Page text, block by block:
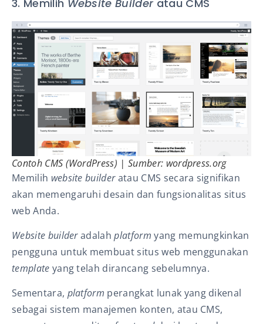
3. Memilih Website Builder atau CMS
Contoh CMS (WordPress) | Sumber: wordpress.org
Memilih website builderatau CMS secara signifikan
akan memengaruhi desain dan fungsionalitas situs
web Anda.
Website builderadalahplatformyang memungkinkan
pengguna untuk membuat situs web menggunakan
template yang telah dirancang sebelumnya.
Sementara, platform perangkat lunak yang dikenal
sebagai sistem manajemen konten, atau CMS,